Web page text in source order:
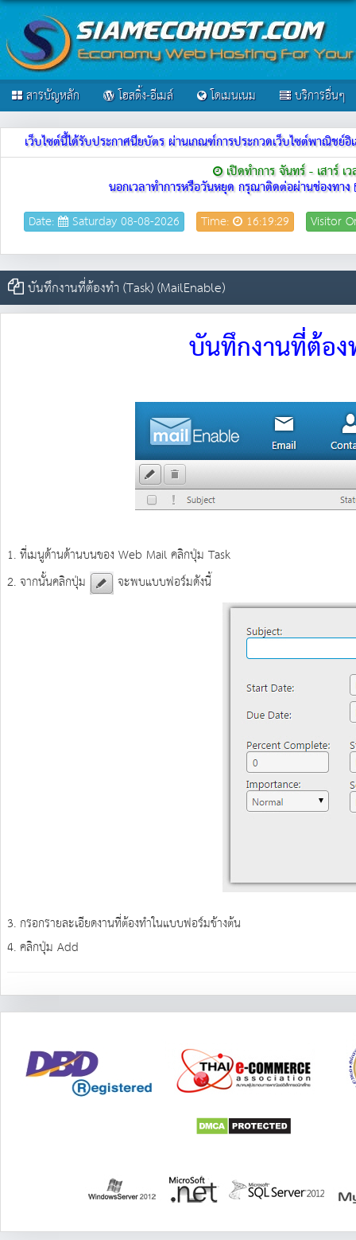
สารบัญหลัก โฮสติ้ง-อีเมล์ โดเมนเนม บริการอื่นๆ
เว็บไซต์นี้ได้รับประกาศนียบัตร ผ่านเกณฑ์การประกวดเว็บไซต์พาณิช
เปิดทำการ จันทร์ - เสาร์
นอกเวลาทำการหรือวันหยุด กรุณาติดต่อผ่านช่องทาง
Date: Saturday 08-08-2026 Time: 16:19:29 Visitor
บันทึกงานที่ต้องทำ (Task) (MailEnable)
บันทึกงานที่ต้อ
1. ที่เมนูด้านด้านบนของ Web Mail คลิกปุ่ม Task
2. จากนั้นคลิกปุ่ม
จะพบแบบฟอร์มดังนี้
3. กรอกรายละเอียดงานที่ต้องทำในแบบฟอร์มข้างต้น
4. คลิกปุ่ม Add